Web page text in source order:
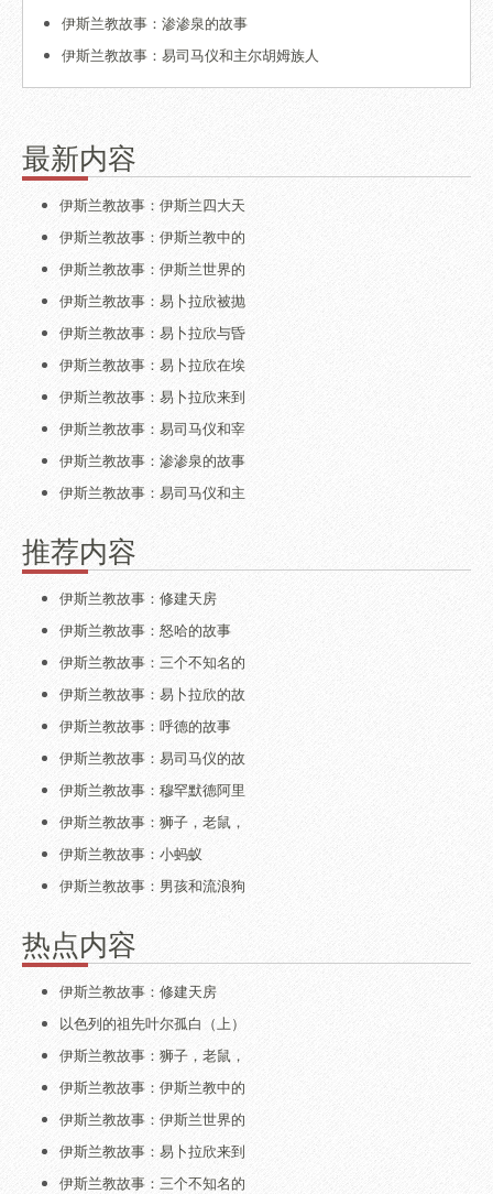
伊斯兰教故事：渗渗泉的故事
伊斯兰教故事：易司马仪和主尔胡姆族人
最新内容
伊斯兰教故事：伊斯兰四大天
伊斯兰教故事：伊斯兰教中的
伊斯兰教故事：伊斯兰世界的
伊斯兰教故事：易卜拉欣被抛
伊斯兰教故事：易卜拉欣与昏
伊斯兰教故事：易卜拉欣在埃
伊斯兰教故事：易卜拉欣来到
伊斯兰教故事：易司马仪和宰
伊斯兰教故事：渗渗泉的故事
伊斯兰教故事：易司马仪和主
推荐内容
伊斯兰教故事：修建天房
伊斯兰教故事：怒哈的故事
伊斯兰教故事：三个不知名的
伊斯兰教故事：易卜拉欣的故
伊斯兰教故事：呼德的故事
伊斯兰教故事：易司马仪的故
伊斯兰教故事：穆罕默德阿里
伊斯兰教故事：狮子，老鼠，
伊斯兰教故事：小蚂蚁
伊斯兰教故事：男孩和流浪狗
热点内容
伊斯兰教故事：修建天房
以色列的祖先叶尔孤白（上）
伊斯兰教故事：狮子，老鼠，
伊斯兰教故事：伊斯兰教中的
伊斯兰教故事：伊斯兰世界的
伊斯兰教故事：易卜拉欣来到
伊斯兰教故事：三个不知名的